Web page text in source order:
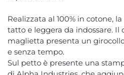
Realizzata al 100% in cotone,
tatto e leggera da indossare. Il
maglietta presenta un
e senza tempo.
Sul petto è presente una